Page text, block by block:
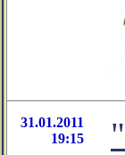
31.01.2011
19:15